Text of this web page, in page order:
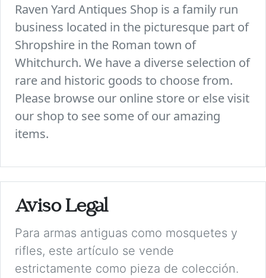
Raven Yard Antiques Shop is a family run
business located in the picturesque part of
Shropshire in the Roman town of
Whitchurch. We have a diverse selection of
rare and historic goods to choose from.
Please browse our online store or else visit
our shop to see some of our amazing
items.
Aviso Legal
Para armas antiguas como mosquetes y
rifles, este artículo se vende
estrictamente como pieza de colección.